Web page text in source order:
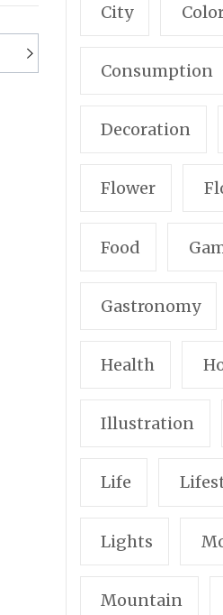
City
Consumption
Decoration
Flower
Food
Gastronomy
Health
Illustration
Life
Lights
Mountain